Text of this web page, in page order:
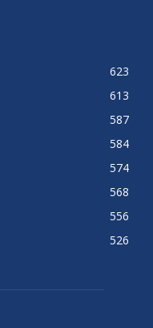
623
613
587
584
574
568
556
526